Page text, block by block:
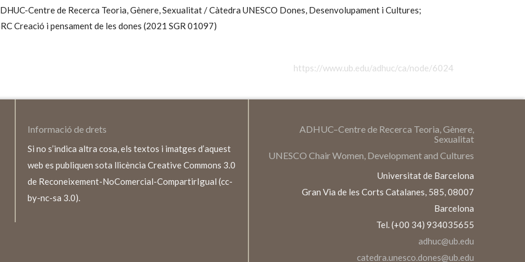
Centre de Recerca Teoria, Gènere, Sexualitat / Càtedra UNESCO Dones, Desenvolupament i Cultures;
Creació i pensament de les dones (2021 SGR 01097)
https://www.ub.edu/adhuc/ca/node/6024
Informació de drets
Si no s’indica altra cosa, els textos i imatges d’aquest
web es publiquen sota llicència Creative Commons 3.0
de Reconeixement-NoComercial-CompartirIgual (cc-
by-nc-sa 3.0).
ADHUC–Centre de Recerca Teoria, Gènere,
Sexualitat
UNESCO Chair Women, Development and Cultures
Universitat de Barcelona
Gran Via de les Corts Catalanes, 585, 08007
Barcelona
Tel. (+00 34) 934035655
adhuc@ub.edu
catedra.unesco.dones@ub.edu